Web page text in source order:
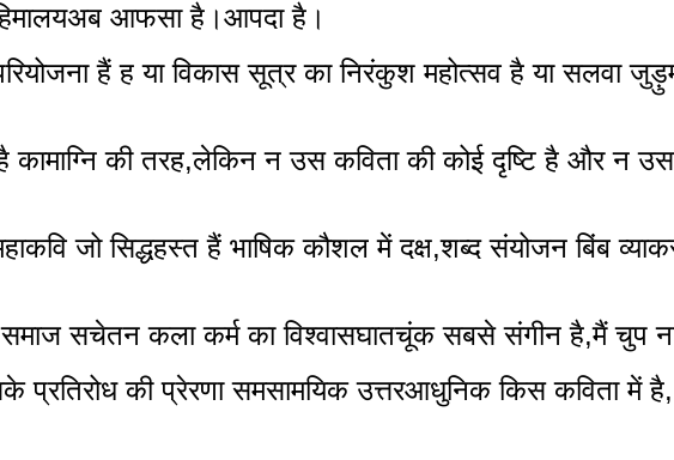
आफसा है।आपदा है।
हैं ह या विकास सूत्र का निरंकुश महोत्सव है या सलवा
की तरह,लेकिन न उस कविता की कोई दृष्टि है और न उस
जो सिद्धहस्त हैं भाषिक कौशल में दक्ष,शब्द संयोजन बिंब
सचेतन कला कर्म का विश्वासघातचूंक सबसे संगीन है,मैं चुप
की प्रेरणा समसामयिक उत्तरआधुनिक किस कविता में